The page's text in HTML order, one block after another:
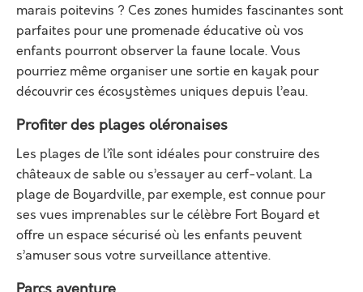
marais poitevins ? Ces zones humides fascinantes sont
parfaites pour une promenade éducative où vos
enfants pourront observer la faune locale. Vous
pourriez même organiser une sortie en kayak pour
découvrir ces écosystèmes uniques depuis l’eau.
Profiter des plages oléronaises
Les plages de l’île sont idéales pour construire des
châteaux de sable ou s’essayer au cerf-volant. La
plage de Boyardville, par exemple, est connue pour
ses vues imprenables sur le célèbre Fort Boyard et
offre un espace sécurisé où les enfants peuvent
s’amuser sous votre surveillance attentive.